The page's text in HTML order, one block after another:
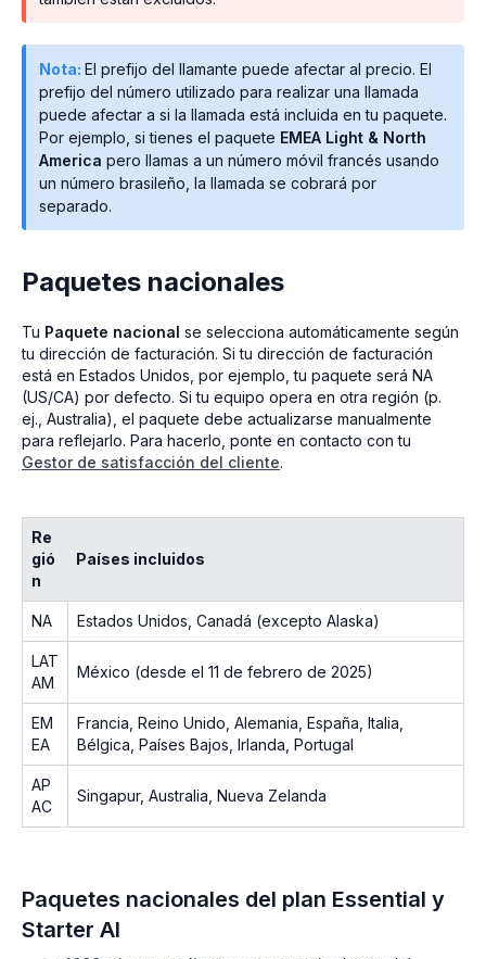
Nota: El prefijo del llamante puede afectar al precio. El
prefijo del número utilizado para realizar una llamada
puede afectar a si la llamada está incluida en tu paquete.
Por ejemplo, si tienes el paquete EMEA Light & North
America pero llamas a un número móvil francés usando
un número brasileño, la llamada se cobrará por
separado.
Paquetes nacionales
Tu Paquete nacional se selecciona automáticamente según
tu dirección de facturación. Si tu dirección de facturación
está en Estados Unidos, por ejemplo, tu paquete será NA
(US/CA) por defecto. Si tu equipo opera en otra región (p.
ej., Australia), el paquete debe actualizarse manualmente
para reflejarlo. Para hacerlo, ponte en contacto con tu
Gestor de satisfacción del cliente.
Re
gió
n
Países incluidos
NA Estados Unidos, Canadá (excepto Alaska)
LAT
AM
México (desde el 11 de febrero de 2025)
EM
EA
Francia, Reino Unido, Alemania, España, Italia,
Bélgica, Países Bajos, Irlanda, Portugal
AP
AC
Singapur, Australia, Nueva Zelanda
Paquetes nacionales del plan Essential y
Starter AI